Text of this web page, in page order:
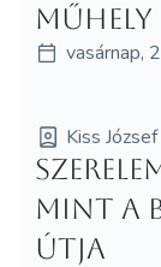
műhely
vasárnap,
Kiss
mint a
útja